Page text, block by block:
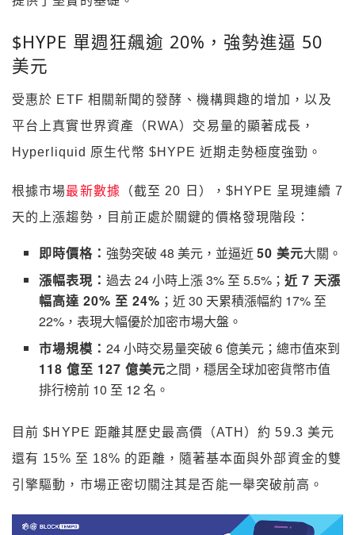
$HYPE 單週狂飆逾 20%，強勢進逼 50
美元
受惠於 ETF 相關新聞的發酵、機構興趣的增加，以及
平台上真實世界資產（RWA）交易量的顯著成長，
Hyperliquid 原生代幣 $HYPE 近期走勢極度強勁。
根據市場最新數據 （截至 20 日），$HYPE 呈現連續 7
天的上漲趨勢，目前正處於關鍵的價格發現階段：
即時價格：強勢突破 48 美元，並逼近50 美元大關。
漲幅表現：過去 24 小時上漲 3% 至 5.5%；近 7 天漲
幅高達 20% 至 24% ；近 30 天累積漲幅約 17% 至
22%，表現大幅優於加密市場大盤。
市場規模：24 小時交易量突破 6 億美元；總市值來到
118 億至 127 億美元之間，穩居全球加密貨幣市值
排行榜前 10 至 12 名。
目前 $HYPE 距離其歷史最高價（ATH）約 59.3 美元
還有 15% 至 18% 的距離，隨著基本面與外部資金的雙
引擎驅動，市場正密切關注其是否能一舉突破前高。